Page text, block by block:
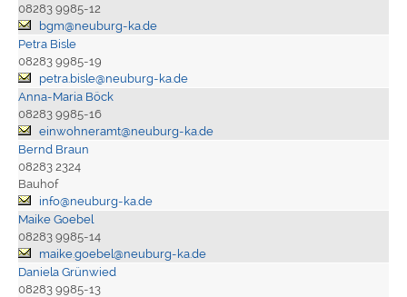
08283 9985-12
bgm@neuburg-ka.de
Petra Bisle
08283 9985-19
petra.bisle@neuburg-ka.de
Anna-Maria Böck
08283 9985-16
einwohneramt@neuburg-ka.de
Bernd Braun
08283 2324
Bauhof
info@neuburg-ka.de
Maike Goebel
08283 9985-14
maike.goebel@neuburg-ka.de
Daniela Grünwied
08283 9985-13